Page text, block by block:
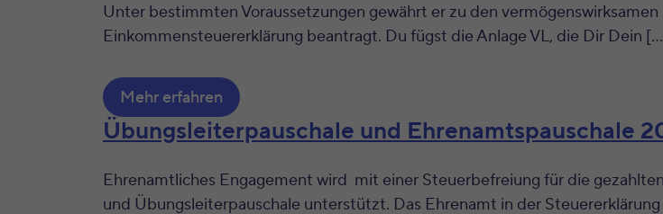
Unter bestimmten Voraussetzungen gewährt er zu den
Einkommensteuererklärung beantragt. Du fügst die Anlage VL, die Dir Dein
Mehr erfahren
Übungsleiterpauschale und Ehrenamtspauschale
Ehrenamtliches Engagement wird mit einer Steuerbefreiung für die
und Übungsleiterpauschale unterstützt. Das Ehrenamt in der